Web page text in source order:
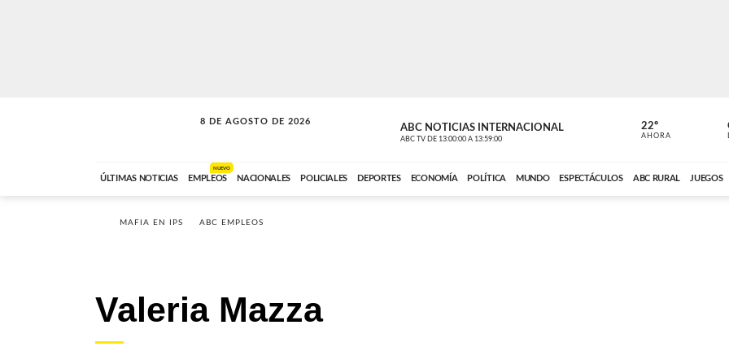
8 DE AGOSTO DE 2026
SOLO MÚSICA ABC NOTICIAS INTERNACIONAL
ABC TV DE 13:00:00 A 13:59:00
CARDINAL
ABC CARDINAL
22º
AHORA
ÚLTIMAS NOTICIAS EMPLEOS
NUEVO
NACIONALES POLICIALES DEPORTES ECONOMÍA POLÍTICA MUNDO ESPECTÁCULOS ABC RURAL JUEGOS
MAFIA EN IPS ABC EMPLEOS
Valeria Mazza